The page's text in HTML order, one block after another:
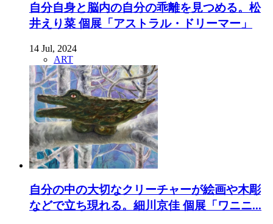
自分自身と脳内の自分の乖離を見つめる。松
井えり菜 個展「アストラル・ドリーマー」
14 Jul, 2024
ART
自分の中の大切なクリーチャーが絵画や木彫
などで立ち現れる。細川京佳 個展「ワニニ...